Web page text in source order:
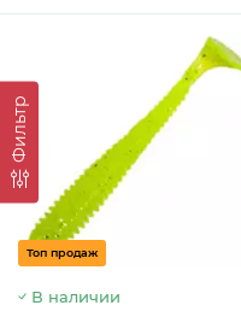
Фильтр
Топ продаж
В наличии